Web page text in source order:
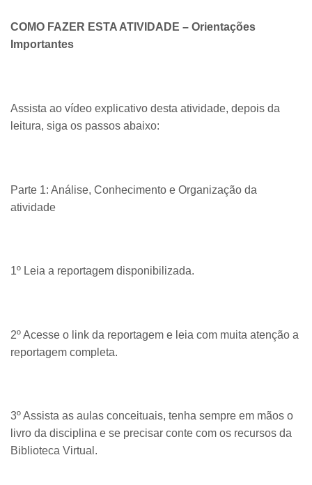
COMO FAZER ESTA ATIVIDADE – Orientações
Importantes
Assista ao vídeo explicativo desta atividade, depois da
leitura, siga os passos abaixo:
Parte 1: Análise, Conhecimento e Organização da
atividade
1º Leia a reportagem disponibilizada.
2º Acesse o link da reportagem e leia com muita atenção a
reportagem completa.
3º Assista as aulas conceituais, tenha sempre em mãos o
livro da disciplina e se precisar conte com os recursos da
Biblioteca Virtual.